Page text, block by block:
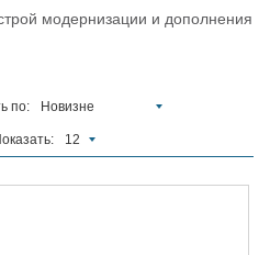
модернизации и дополнения
по: Новизне
12